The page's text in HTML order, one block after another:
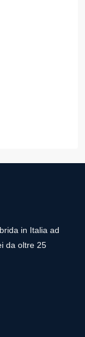
in Italia ad
da oltre 25